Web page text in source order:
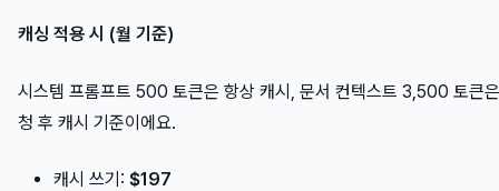
캐싱 적용 시 (월 기준)
시스템 프롬프트 500 토큰은 항상 캐시, 문서 컨텍스트 3,500 토큰
청 후 캐시 기준이에요.
캐시 쓰기: $197